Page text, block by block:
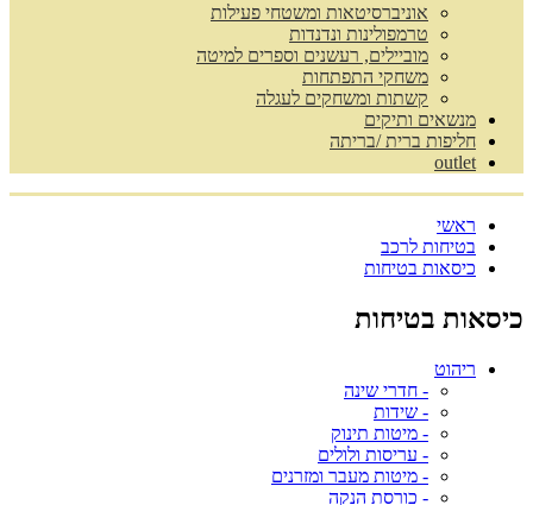
אוניברסיטאות ומשטחי פעילות
טרמפולינות ונדנדות
מוביילים, רעשנים וספרים למיטה
משחקי התפתחות
קשתות ומשחקים לעגלה
מנשאים ותיקים
חליפות ברית /בריתה
outlet
ראשי
בטיחות לרכב
כיסאות בטיחות
כיסאות בטיחות
ריהוט
- חדרי שינה
- שידות
- מיטות תינוק
- עריסות ולולים
- מיטות מעבר ומזרנים
- כורסת הנקה